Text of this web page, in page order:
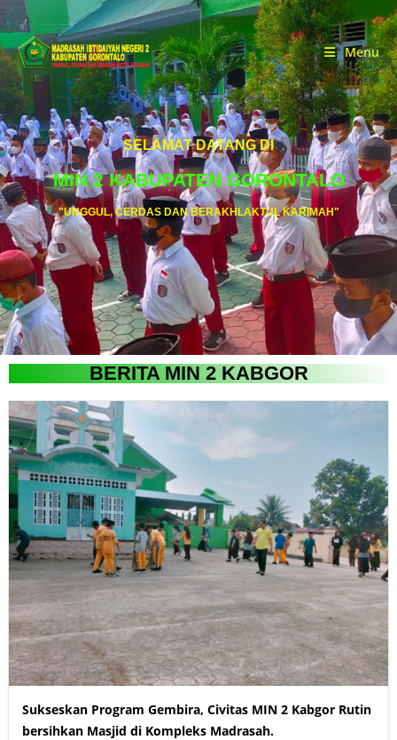
Menu
SELAMAT DATANG DI
MIN 2 KABUPATEN GORONTALO
"UNGGUL, CERDAS DAN BERAKHLAKTUL KARIMAH"
BERITA MIN 2 KABGOR
Sukseskan Program Gembira, Civitas MIN 2 Kabgor Rutin
bersihkan Masjid di Kompleks Madrasah.